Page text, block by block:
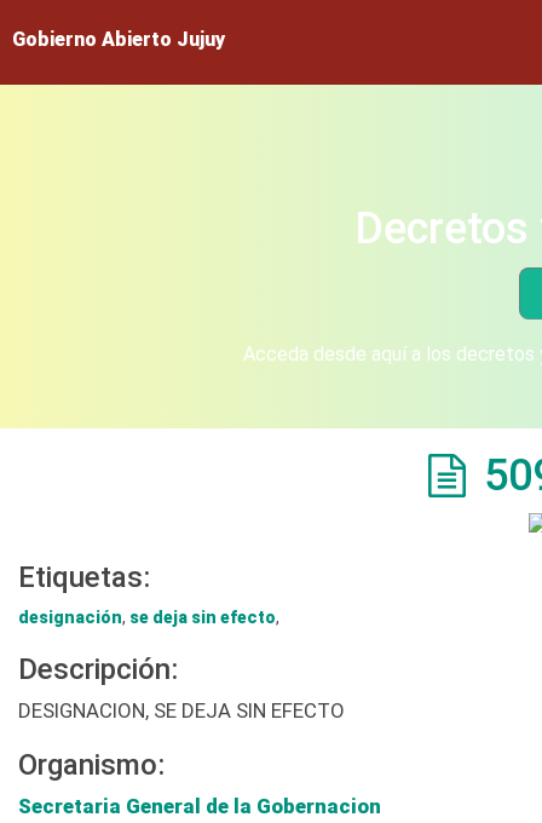
Gobierno Abierto Jujuy
Acceda desde aquí a los
Etiquetas:
designación, se deja sin efecto,
Descripción:
DESIGNACION, SE DEJA SIN EFECTO
Organismo:
Secretaria General de la Gobernacion